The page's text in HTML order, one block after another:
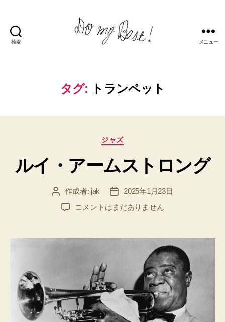
検索 メニュー
タグ: トランペット
カ
ゴ
リ
ジャズ
ルイ・アームストロング
投
稿
作成者: jak
投
稿
日
2025年1月23日
ル
ー
ン
グ
へ
コメントはまだありません